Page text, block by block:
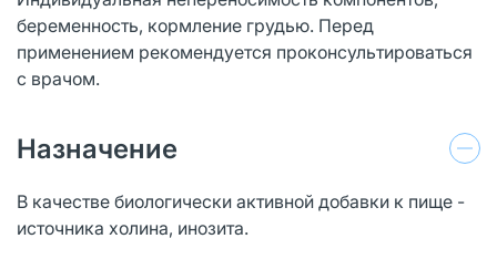
беременность, кормление грудью. Перед
применением рекомендуется проконсультироваться
с врачом.
Назначение
В качестве биологически активной добавки к пище -
источника холина, инозита.